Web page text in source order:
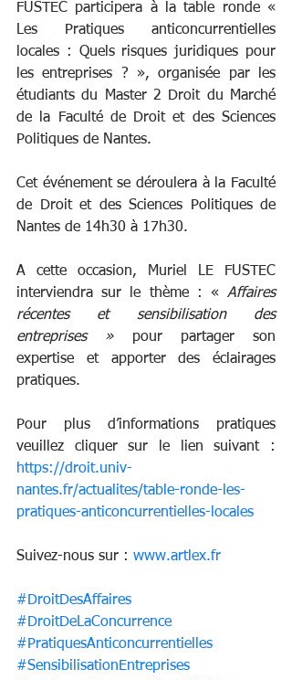
FUSTEC participera à la table ronde «
Les Pratiques anticoncurrentielles
locales : Quels risques juridiques pour
les entreprises ? », organisée par les
étudiants du Master 2 Droit du Marché
de la Faculté de Droit et des Sciences
Politiques de Nantes.
Cet événement se déroulera à la Faculté
de Droit et des Sciences Politiques de
Nantes de 14h30 à 17h30.
A cette occasion, Muriel LE FUSTEC
interviendra sur le thème : « Affaires
récentes et sensibilisation des
entreprises » pour partager son
expertise et apporter des éclairages
pratiques.
Pour plus d’informations pratiques
https://droit.univ-
nantes.fr/actualites/table-ronde-les-
pratiques-anticoncurrentielles-locales
Suivez-nous sur : www.artlex.fr
#DroitDesAffaires
#DroitDeLaConcurrence
#PratiquesAnticoncurrentielles
#SensibilisationEntreprises